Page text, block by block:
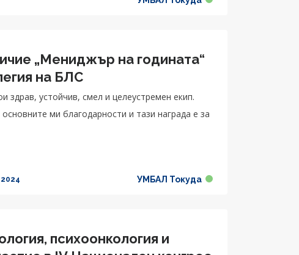
„Мениджър на годината“
на БЛС
устойчив, смел и целеустремен екип.
ми благодарности и тази награда е за
УМБАЛ Токуда
психоонкология и